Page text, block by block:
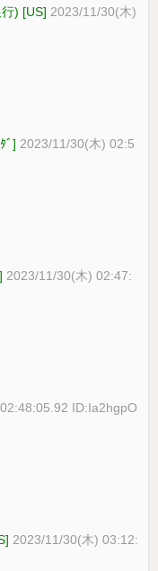
) [US] 2023/11/30(木)
ﾞ] 2023/11/30(木) 02:5
2023/11/30(木) 02:47:
ID:Ia2hgpO
2023/11/30(木) 03:12: